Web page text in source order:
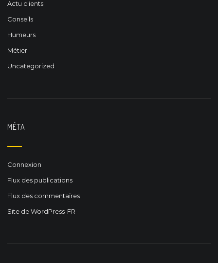
Actu clients
Conseils
Humeurs
Métier
Uncategorized
MÉTA
Connexion
Flux des publications
Flux des commentaires
Site de WordPress-FR